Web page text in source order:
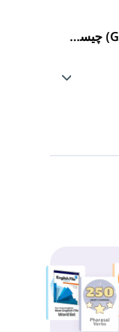
اسم مصدر (Gerund) چیست؟